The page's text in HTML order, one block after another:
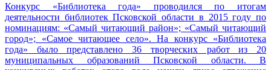
Конкурс «Библиотека года» проводился по итогам
деятельности библиотек Псковской области в 2015 году по
номинациям: «Самый читающий район»; «Самый читающий
город»; «Самое читающее село». На конкурс «Библиотека
года» было представлено 36 творческих работ из 20
муниципальных образований Псковской области. В